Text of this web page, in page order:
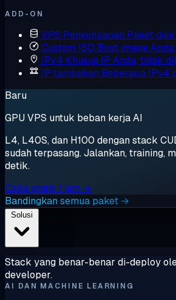
ADD-ON
VPS Penyimpanan Paket
Custom ISO Boot image
IPv4 Khusus IP Anda, tidak
IP tambahan Beberapa IPv4
Baru
GPU VPS untuk beban kerja AI
L4, L40S, dan H100 dengan stack
sudah terpasang. Jalankan, training,
detik.
Coba gratis 1 jam →
Bandingkan semua paket →
Stack yang benar-benar di-deploy
developer.
AI DAN MACHINE LEARNING